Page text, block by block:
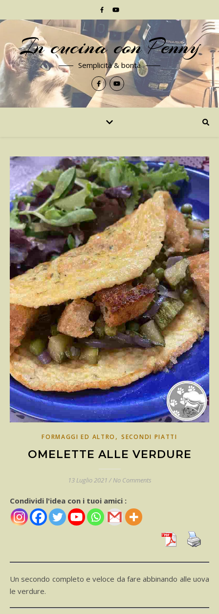
In cucina con Penny
Semplicità & bontà
FORMAGGI ED ALTRO ,SECONDI PIATTI
OMELETTE ALLE VERDURE
13 Luglio 2021 / No Comments
Condividi l'idea con i tuoi amici :
Un secondo completo e veloce da fare abbinando alle uova
le verdure.